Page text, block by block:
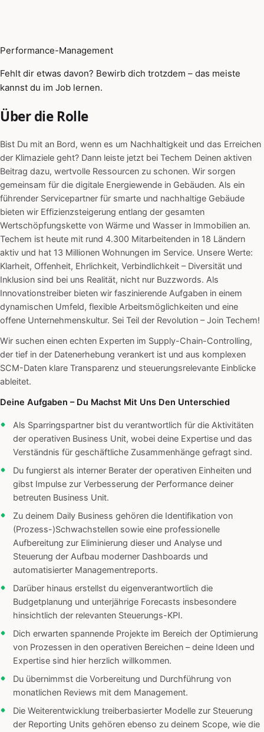
Performance-Management
Fehlt dir etwas davon? Bewirb dich trotzdem – das meiste
kannst du im Job lernen.
Über die Rolle
Bist Du mit an Bord, wenn es um Nachhaltigkeit und das Erreichen
der Klimaziele geht? Dann leiste jetzt bei Techem Deinen aktiven
Beitrag dazu, wertvolle Ressourcen zu schonen. Wir sorgen
gemeinsam für die digitale Energiewende in Gebäuden. Als ein
führender Servicepartner für smarte und nachhaltige Gebäude
bieten wir Effizienzsteigerung entlang der gesamten
Wertschöpfungskette von Wärme und Wasser in Immobilien an.
Techem ist heute mit rund 4.300 Mitarbeitenden in 18 Ländern
aktiv und hat 13 Millionen Wohnungen im Service. Unsere Werte:
Klarheit, Offenheit, Ehrlichkeit, Verbindlichkeit – Diversität und
Inklusion sind bei uns Realität, nicht nur Buzzwords. Als
Innovationstreiber bieten wir faszinierende Aufgaben in einem
dynamischen Umfeld, flexible Arbeitsmöglichkeiten und eine
offene Unternehmenskultur. Sei Teil der Revolution – Join Techem!
Wir suchen einen echten Experten im Supply-Chain-Controlling,
der tief in der Datenerhebung verankert ist und aus komplexen
SCM-Daten klare Transparenz und steuerungsrelevante Einblicke
ableitet.
Deine Aufgaben – Du Machst Mit Uns Den Unterschied
Als Sparringspartner bist du verantwortlich für die Aktivitäten
der operativen Business Unit, wobei deine Expertise und das
Verständnis für geschäftliche Zusammenhänge gefragt sind.
Du fungierst als interner Berater der operativen Einheiten und
gibst Impulse zur Verbesserung der Performance deiner
betreuten Business Unit.
Zu deinem Daily Business gehören die Identifikation von
(Prozess-)Schwachstellen sowie eine professionelle
Aufbereitung zur Eliminierung dieser und Analyse und
Steuerung der Aufbau moderner Dashboards und
automatisierter Managementreports.
Darüber hinaus erstellst du eigenverantwortlich die
Budgetplanung und unterjährige Forecasts insbesondere
hinsichtlich der relevanten Steuerungs-KPI.
Dich erwarten spannende Projekte im Bereich der Optimierung
von Prozessen in den operativen Bereichen – deine Ideen und
Expertise sind hier herzlich willkommen.
Du übernimmst die Vorbereitung und Durchführung von
monatlichen Reviews mit dem Management.
Die Weiterentwicklung treiberbasierter Modelle zur Steuerung
der Reporting Units gehören ebenso zu deinem Scope, wie die